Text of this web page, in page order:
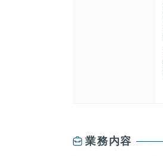
業務内容